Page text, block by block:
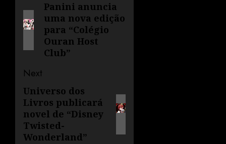
Panini anuncia
uma nova edição
para “Colégio
Ouran Host
Club”
Next
Universo dos
Livros publicará
novel de “Disney
Twisted-
Wonderland”